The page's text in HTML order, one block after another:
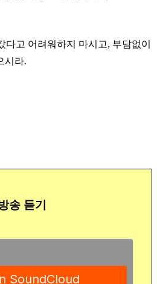
고 어려워하지 마시고, 부담없이
시라.
송 듣기